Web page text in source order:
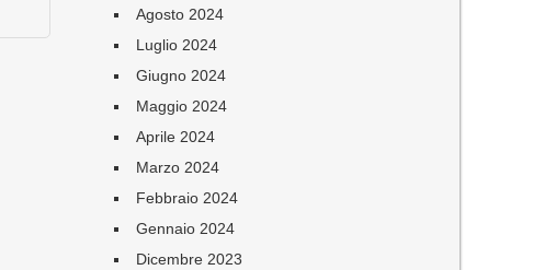
Agosto 2024
Luglio 2024
Giugno 2024
Maggio 2024
Aprile 2024
Marzo 2024
Febbraio 2024
Gennaio 2024
Dicembre 2023